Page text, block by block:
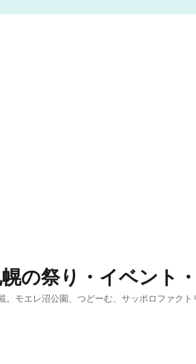
の祭り・イベント
モエレ沼公園、つどーむ、サッポロファクト